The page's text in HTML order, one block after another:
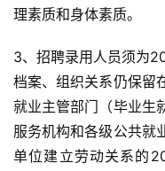
理素质和身体素质。
3、招聘录用人员须为
档案、组织关系仍保留
就业主管部门（毕业生
服务机构和各级公共就
单位建立劳动关系的